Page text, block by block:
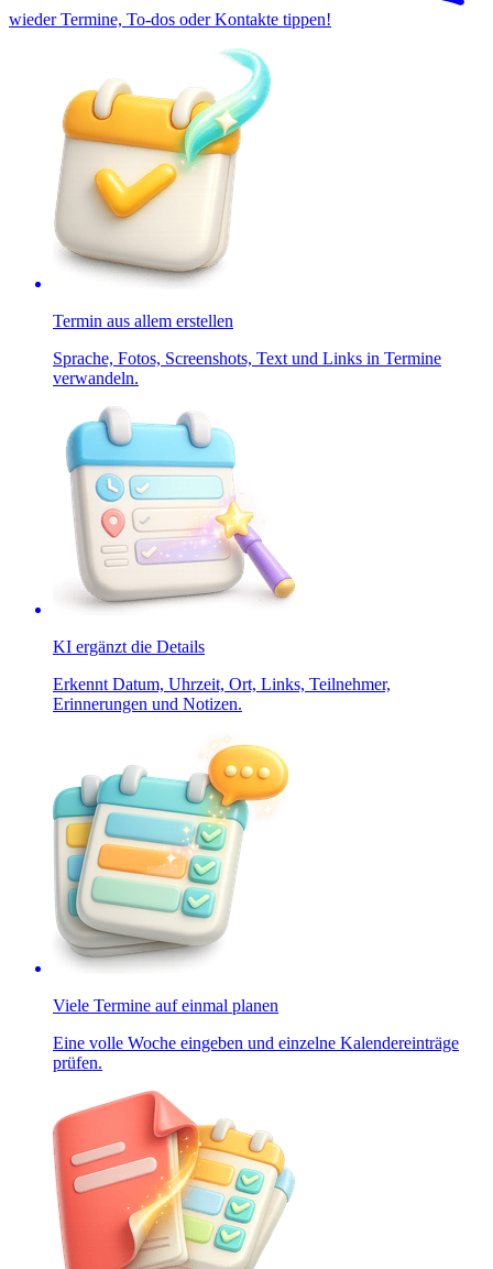
wieder Termine, To-dos oder Kontakte tippen!
Termin aus allem erstellen
Sprache, Fotos, Screenshots, Text und Links in Termine
verwandeln.
KI ergänzt die Details
Erkennt Datum, Uhrzeit, Ort, Links, Teilnehmer,
Erinnerungen und Notizen.
Viele Termine auf einmal planen
Eine volle Woche eingeben und einzelne Kalendereinträge
prüfen.